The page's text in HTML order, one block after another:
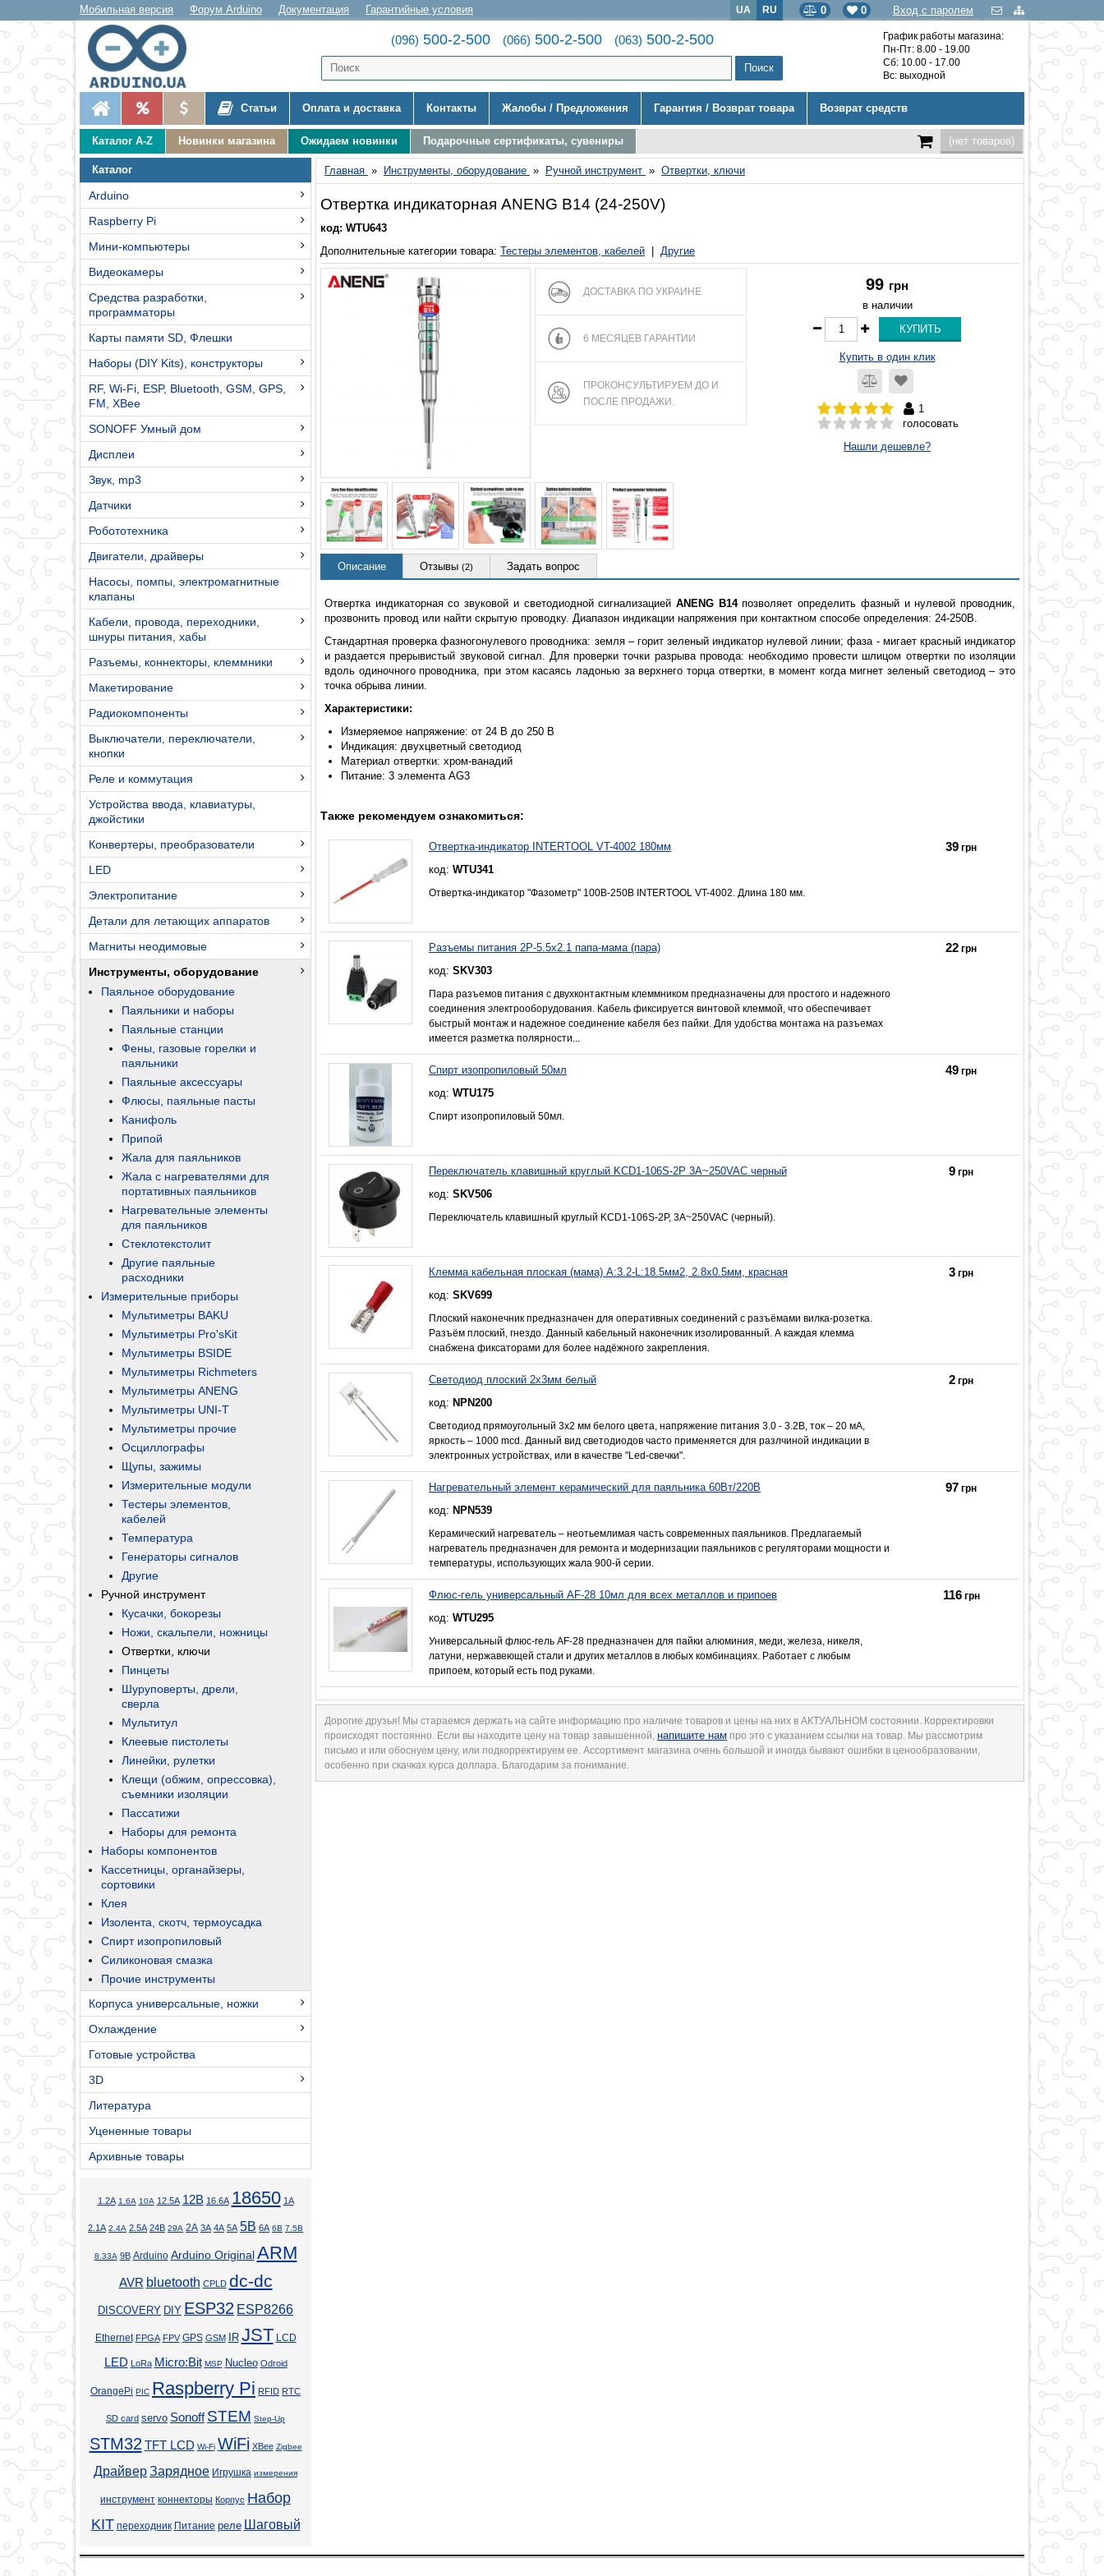
Мобильная версия Форум Arduino Документация Гарантийные условия Вход с паролем
0
0
UA RU
(096) 500-2-500 (066) 500-2-500 (063) 500-2-500
График работы магазина:
Пн-Пт: 8.00 - 19.00
Сб: 10.00 - 17.00
Вс: выходной
Статьи Оплата и доставка Контакты Жалобы / Предложения Гарантия / Возврат товара Возврат средств
Каталог A-Z Новинки магазина Ожидаем новинки Подарочные сертификаты, сувениры (нет товаров)
Каталог
Arduino
Raspberry Pi
Мини-компьютеры
Видеокамеры
Средства разработки,
программаторы
Карты памяти SD, Флешки
Наборы (DIY Kits), конструкторы
RF, Wi-Fi, ESP, Bluetooth, GSM, GPS,
FM, XBee
SONOFF Умный дом
Дисплеи
Звук, mp3
Датчики
Робототехника
Двигатели, драйверы
Насосы, помпы, электромагнитные
клапаны
Кабели, провода, переходники,
шнуры питания, хабы
Разъемы, коннекторы, клеммники
Макетирование
Радиокомпоненты
Выключатели, переключатели,
кнопки
Реле и коммутация
Устройства ввода, клавиатуры,
джойстики
Конвертеры, преобразователи
LED
Электропитание
Детали для летающих аппаратов
Магниты неодимовые
Инструменты, оборудование
Паяльное оборудование
Паяльники и наборы
Паяльные станции
Фены, газовые горелки и
паяльники
Паяльные аксессуары
Флюсы, паяльные пасты
Канифоль
Припой
Жала для паяльников
Жала с нагревателями для
портативных паяльников
Нагревательные элементы
для паяльников
Стеклотекстолит
Другие паяльные
расходники
Измерительные приборы
Мультиметры BAKU
Мультиметры Pro'sKit
Мультиметры BSIDE
Мультиметры Richmeters
Мультиметры ANENG
Мультиметры UNI-T
Мультиметры прочие
Осциллографы
Щупы, зажимы
Измерительные модули
Тестеры элементов,
кабелей
Температура
Генераторы сигналов
Другие
Ручной инструмент
Кусачки, бокорезы
Ножи, скальпели, ножницы
Отвертки, ключи
Пинцеты
Шуруповерты, дрели,
сверла
Мультитул
Клеевые пистолеты
Линейки, рулетки
Клещи (обжим, опрессовка),
съемники изоляции
Пассатижи
Наборы для ремонта
Наборы компонентов
Кассетницы, органайзеры,
сортовики
Клея
Изолента, скотч, термоусадка
Спирт изопропиловый
Силиконовая смазка
Прочие инструменты
Корпуса универсальные, ножки
Охлаждение
Готовые устройства
3D
Литература
Уцененные товары
Архивные товары
1.2А 1.6А 10А 12.5А 12В 16.6А 18650 1А
2.1А 2.4А 2.5А 24В 29А 2А 3А 4А 5А 5В 6А 6В 7.5В
8.33А 9В Arduino Arduino Original ARM
AVR bluetooth CPLD dc-dc
DISCOVERY DIY ESP32 ESP8266
Ethernet FPGA FPV GPS GSM IR JST LCD
LED LoRa Micro:Bit MSP Nucleo Odroid
OrangePi PIC Raspberry Pi RFID RTC
SD card servo Sonoff STEM Step-Up
STM32 TFT LCD Wi-Fi WiFi XBee Zigbee
ДрайверЗарядное Игрушка измерения
инструмент коннекторы Корпус Набор
KIT переходник Питание реле Шаговый
Главная » Инструменты, оборудование » Ручной инструмент » Отвертки, ключи
Отвертка индикаторная ANENG B14 (24-250V)
код: WTU643
Дополнительные категории товара: Тестеры элементов, кабелей | Другие
ДОСТАВКА ПО УКРАИНЕ
6 МЕСЯЦЕВ ГАРАНТИИ
ПРОКОНСУЛЬТИРУЕМ ДО И
ПОСЛЕ ПРОДАЖИ.
99 грн
в наличии
Купить в один клик
1
голосовать
Нашли дешевле?
Описание Отзывы (2) Задать вопрос
Отвертка индикаторная со звуковой и светодиодной сигнализацией ANENG B14позволяет определить фазный и нулевой проводник,
прозвонить провод или найти скрытую проводку. Диапазон индикации напряжения при контактном способе определения: 24-250В.
Стандартная проверка фазногонулевого проводника: земля – горит зеленый индикатор нулевой линии; фаза - мигает красный индикатор
и раздается прерывистый звуковой сигнал. Для проверки точки разрыва провода: необходимо провести шлицом отвертки по изоляции
вдоль одиночного проводника, при этом касаясь ладонью за верхнего торца отвертки, в момент когда мигнет зеленый светодиод – это
точка обрыва линии.
Характеристики:
Измеряемое напряжение: от 24 В до 250 В
Индикация: двухцветный светодиод
Материал отвертки: хром-ванадий
Питание: 3 элемента AG3
Также рекомендуем ознакомиться:
Отвертка-индикатор INTERTOOL VT-4002 180мм
код: WTU341
Отвертка-индикатор "Фазометр" 100В-250В INTERTOOL VT-4002. Длина 180 мм.
39 грн
Разъемы питания 2P-5.5x2.1 папа-мама (пара)
код: SKV303
Пара разъемов питания с двухконтактным клеммником предназначены для простого и надежного
соединения электрооборудования. Кабель фиксируется винтовой клеммой, что обеспечивает
быстрый монтаж и надежное соединение кабеля без пайки. Для удобства монтажа на разъемах
имеется разметка полярности...
22 грн
Спирт изопропиловый 50мл
код: WTU175
Спирт изопропиловый 50мл.
49 грн
Переключатель клавишный круглый KCD1-106S-2P 3A~250VAC черный
код: SKV506
Переключатель клавишный круглый KCD1-106S-2P, 3A~250VAC (черный).
9 грн
Клемма кабельная плоская (мама) А:3.2-L:18.5мм2, 2.8х0.5мм, красная
код: SKV699
Плоский наконечник предназначен для оперативных соединений с разъёмами вилка-розетка.
Разъём плоский, гнездо. Данный кабельный наконечник изолированный. А каждая клемма
снабжена фиксаторами для более надёжного закрепления.
3 грн
Светодиод плоский 2x3мм белый
код: NPN200
Светодиод прямоугольный 3x2 мм белого цвета, напряжение питания 3.0 - 3.2В, ток – 20 мА,
яркость – 1000 mcd. Данный вид светодиодов часто применяется для разлчиной индикации в
электронных устройствах, или в качестве "Led-свечки".
2 грн
Нагревательный элемент керамический для паяльника 60Вт/220В
код: NPN539
Керамический нагреватель – неотьемлимая часть современных паяльников. Предлагаемый
нагреватель предназначен для ремонта и модернизации паяльников с регуляторами мощности и
температуры, использующих жала 900-й серии.
97 грн
Флюс-гель универсальный AF-28 10мл для всех металлов и припоев
код: WTU295
Универсальный флюс-гель AF-28 предназначен для пайки алюминия, меди, железа, никеля,
латуни, нержавеющей стали и других металлов в любых комбинациях. Работает с любым
припоем, который есть под руками.
116грн
Дорогие друзья! Мы стараемся держать на сайте информацию про наличие товаров и цены на них в АКТУАЛЬНОМ состоянии. Корректировки
происходят постоянно. Если вы находите цену на товар завышенной, напишите нам про это с указанием ссылки на товар. Мы рассмотрим
письмо и или обоснуем цену, или подкорректируем ее. Ассортимент магазина очень большой и иногда бывают ошибки в ценообразовании,
особенно при скачках курса доллара. Благодарим за понимание.